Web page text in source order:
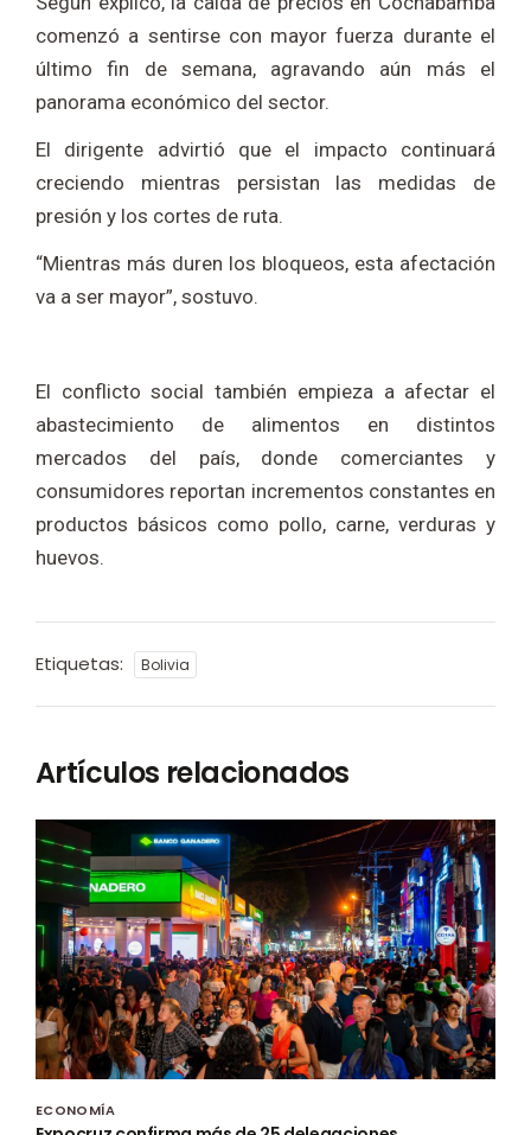
comenzó a sentirse con mayor fuerza durante el
último fin de semana, agravando aún más el
panorama económico del sector.
El dirigente advirtió que el impacto continuará
creciendo mientras persistan las medidas de
presión y los cortes de ruta.
“Mientras más duren los bloqueos, esta afectación
va a ser mayor”, sostuvo.
El conflicto social también empieza a afectar el
abastecimiento de alimentos en distintos
mercados del país, donde comerciantes y
consumidores reportan incrementos constantes en
productos básicos como pollo, carne, verduras y
huevos.
Etiquetas: Bolivia
Artículos relacionados
ECONOMÍA